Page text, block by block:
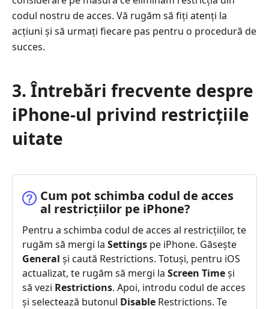
codul nostru de acces. Vă rugăm să fiți atenți la
acțiuni și să urmați fiecare pas pentru o procedură de
succes.
3. Întrebări frecvente despre
iPhone-ul privind restricțiile
uitate
Cum pot schimba codul de acces
al restricțiilor pe iPhone?
Pentru a schimba codul de acces al restricțiilor, te
rugăm să mergi la Settings pe iPhone. Găsește
General și caută Restrictions. Totuși, pentru iOS
actualizat, te rugăm să mergi la Screen Timeși
să vezi Restrictions. Apoi, introdu codul de acces
și selectează butonul Disable Restrictions. Te